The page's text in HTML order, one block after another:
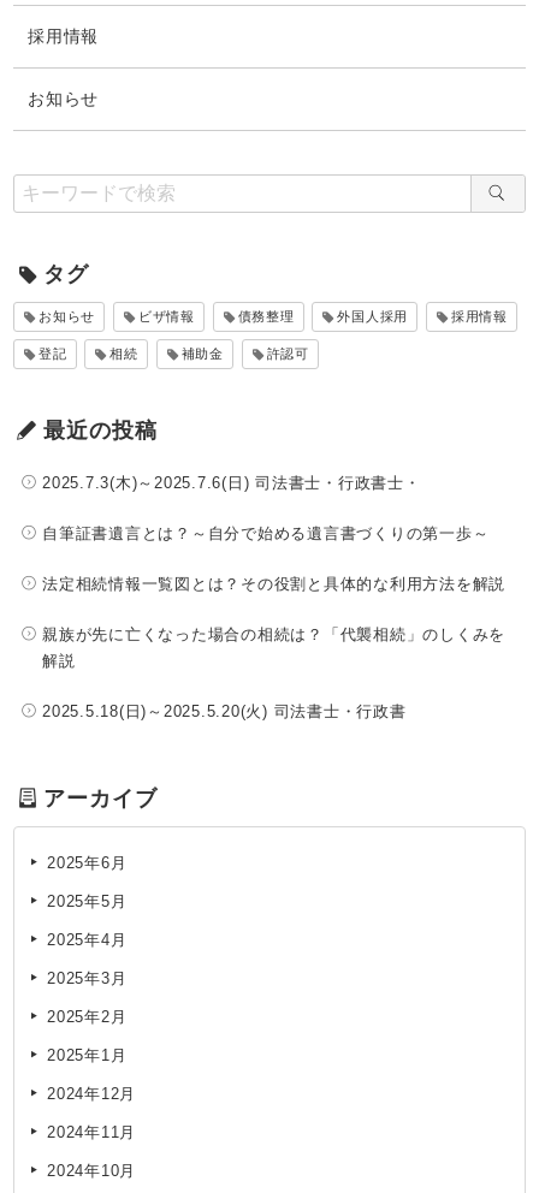
採用情報
お知らせ
タグ
お知らせ ビザ情報 債務整理 外国人採用 採用情報
登記 相続 補助金 許認可
最近の投稿
2025.7.3(木)～2025.7.6(日) 司法書士・行政書士・
自筆証書遺言とは？～自分で始める遺言書づくりの第一歩～
法定相続情報一覧図とは？その役割と具体的な利用方法を解説
親族が先に亡くなった場合の相続は？「代襲相続」のしくみを
解説
2025.5.18(日)～2025.5.20(火) 司法書士・行政書
アーカイブ
2025年6月
2025年5月
2025年4月
2025年3月
2025年2月
2025年1月
2024年12月
2024年11月
2024年10月